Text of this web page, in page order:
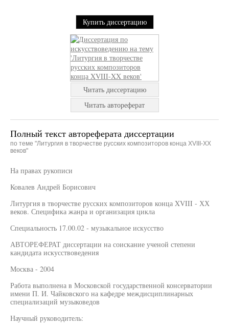
Купить диссертацию
Читать диссертацию
Читать автореферат
Полный текст автореферата диссертации
по теме "Литургия в творчестве русских композиторов конца XVIII-XX
веков"
На правах рукописи
Ковалев Андрей Борисович
Литургия в творчестве русских композиторов конца XVIII - ХХ
веков. Специфика жанра и организация цикла
Специальность 17.00.02 - музыкальное искусство
АВТОРЕФЕРАТ диссертации на соискание ученой степени
кандидата искусствоведения
Москва - 2004
Работа выполнена в Московской государственной консерватории
имени П. И. Чайковского на кафедре междисциплинарных
специализаций музыковедов
Научный руководитель: